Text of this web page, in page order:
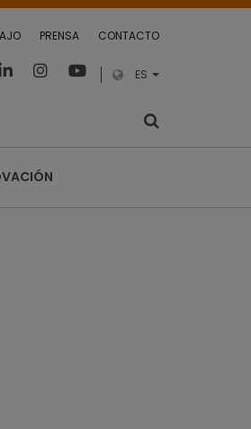
PRENSA CONTACTO
ES